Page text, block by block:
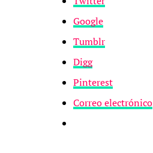
Google
Tumblr
Digg
Pinterest
Correo electrónico